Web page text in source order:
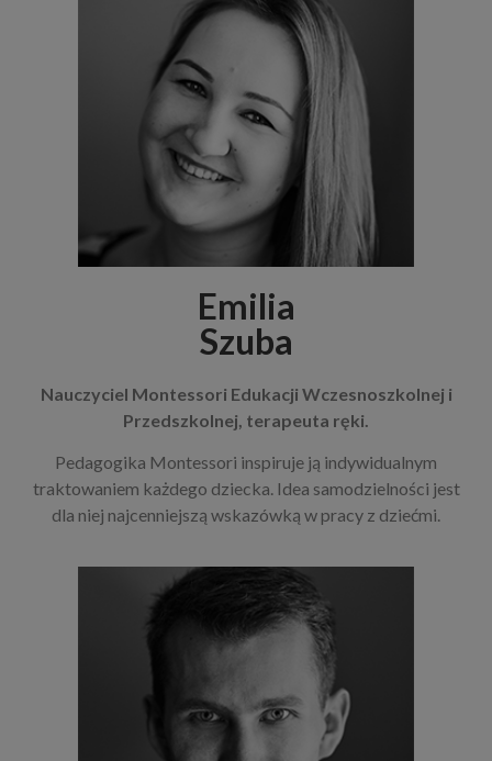
Emilia
Szuba
Nauczyciel Montessori Edukacji Wczesnoszkolnej i
Przedszkolnej, terapeuta ręki.
Pedagogika Montessori inspiruje ją indywidualnym
traktowaniem każdego dziecka. Idea samodzielności jest
dla niej najcenniejszą wskazówką w pracy z dziećmi.